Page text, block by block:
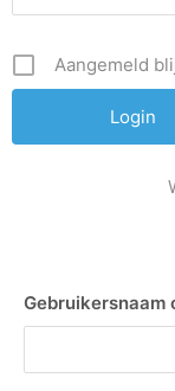
Aangemeld
Gebruikersnaam